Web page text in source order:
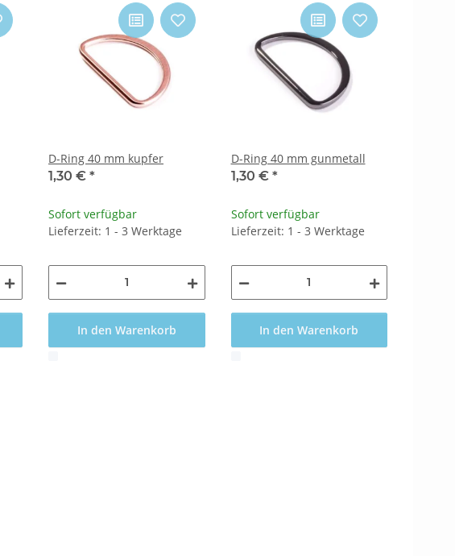
D-Ring 40 mm kupfer
1,30 € *
Sofort verfügbar
Lieferzeit: 1 - 3 Werktage
In den Warenkorb
D-Ring 40 mm gunmetall
1,30 € *
Sofort verfügbar
Lieferzeit: 1 - 3 Werktage
In den Warenkorb